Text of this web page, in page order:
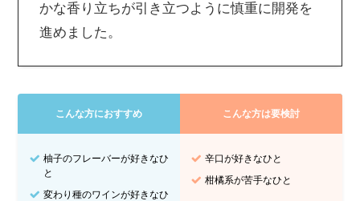
かな香り立ちが引き立つように慎重に開発を
進めました。
こんな方におすすめ こんな方は要検討
柚子のフレーバーが好きなひ
と
変わり種のワインが好きなひ
辛口が好きなひと
柑橘系が苦手なひと